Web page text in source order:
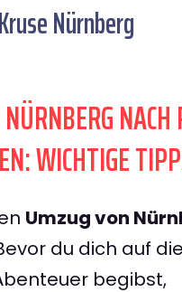
Nürnberg
WICHTIGE
Umzug von
du dich auf
begibst,